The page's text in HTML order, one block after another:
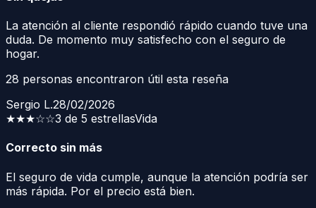
La atención al cliente respondió rápido cuando tuve una
duda. De momento muy satisfecho con el seguro de
hogar.
28 personas encontraron útil esta reseña
Sergio L.28/02/2026
★★★☆☆3 de 5 estrellasVida
Correcto sin más
El seguro de vida cumple, aunque la atención podría ser
más rápida. Por el precio está bien.